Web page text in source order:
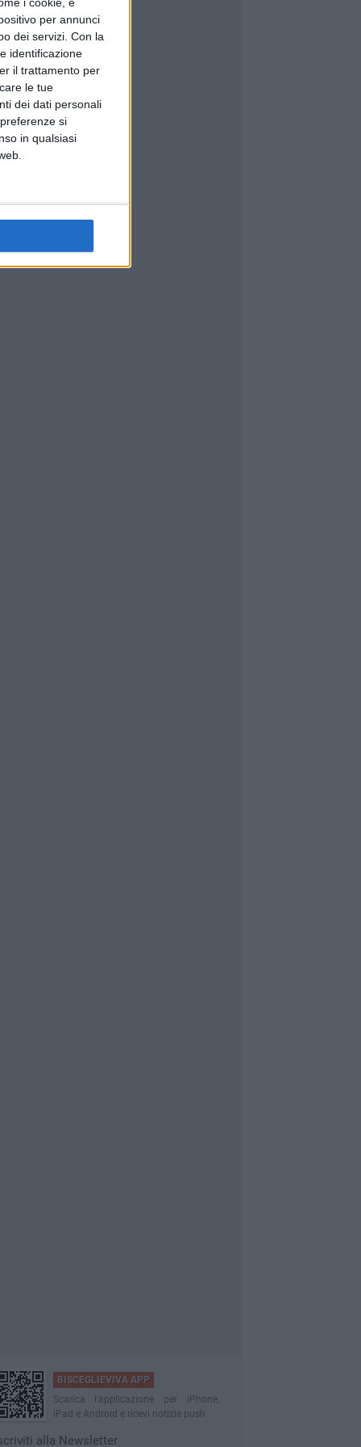
per annunci
dei servizi. Con la
identificazione
il trattamento per
le tue
dei dati personali
si
in qualsiasi
BISCEGLIEVIVA APP
Scarica l'applicazione per iPhone,
iPad e Android e ricevi notizie push
alla Newsletter